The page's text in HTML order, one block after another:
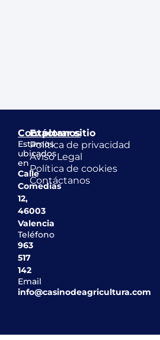
Contáctanos
Estamos
ubicados
en
Calle
Comedias
12,
46003
Valencia
Teléfono
963
517
142
Email
info@casinodeagricultura.com
Explorar sitio
Política de privacidad
Aviso Legal
Política de cookies
Contáctanos